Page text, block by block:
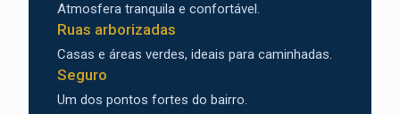
Atmosfera tranquila e confortável.
Ruas arborizadas
Casas e áreas verdes, ideais para caminhadas.
Seguro
Um dos pontos fortes do bairro.